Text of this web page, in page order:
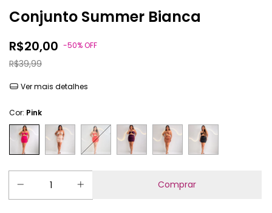
Conjunto Summer Bianca
R$20,00 -50%OFF
R$39,99
Ver mais detalhes
Cor: Pink